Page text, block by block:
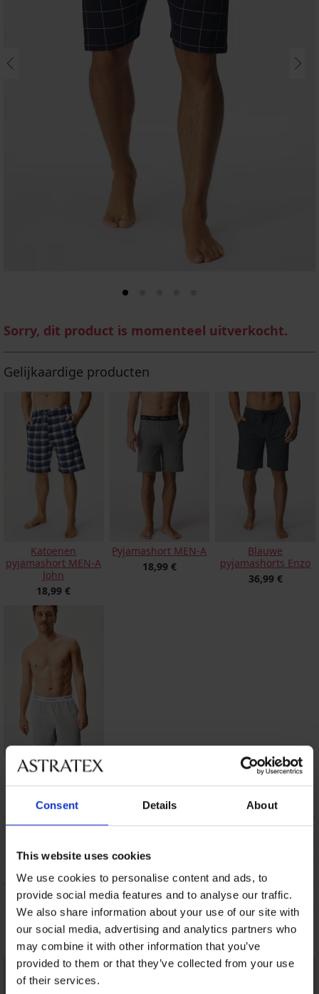
Consent Details About
This website uses cookies
We use cookies to personalise content and ads, to
provide social media features and to analyse our traffic.
We also share information about your use of our site with
our social media, advertising and analytics partners who
may combine it with other information that you’ve
provided to them or that they’ve collected from your use
of their services.
Sorry, dit product is momenteel uitverkocht.
Gelijkaardige producten
Katoenen
pyjamashort MEN-A
John
18,99 €
Pyjamashort MEN-A
18,99 €
Blauwe
pyjamashorts Enzo
36,99 €
Pyjamashort Calvin
Klein Cotton
BESCHRIJVING
VERZENDING EN BETALING
RUILEN
ONDERHOUD EN WASSEN
Misschien vindt u dit ook leuk
LIMITED